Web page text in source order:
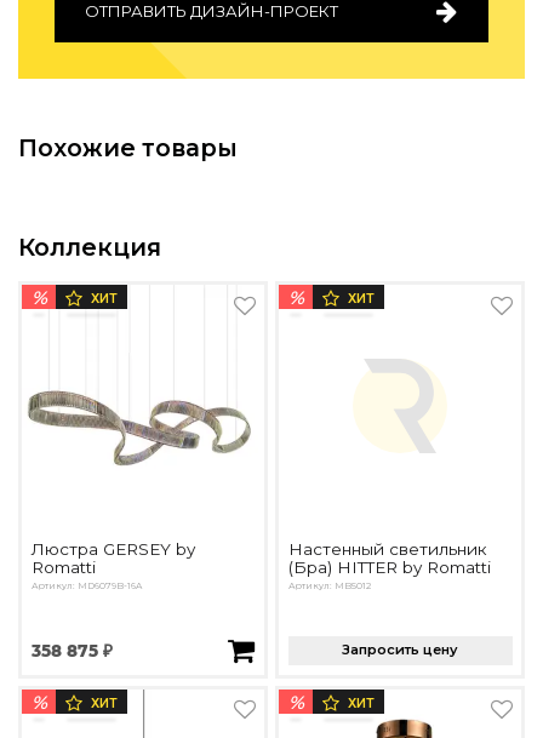
ОТПРАВИТЬ ДИЗАЙН-ПРОЕКТ
Похожие товары
Коллекция
% ХИТ
Люстра GERSEY by
Romatti
Артикул: MD6079B-16A
358 875 ₽
% ХИТ
Настенный светильник
(Бра) HITTER by Romatti
Артикул: MB5012
Запросить цену
% ХИТ % ХИТ